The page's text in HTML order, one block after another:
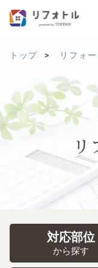
トップ リフォ
リ
対応部位
から探す